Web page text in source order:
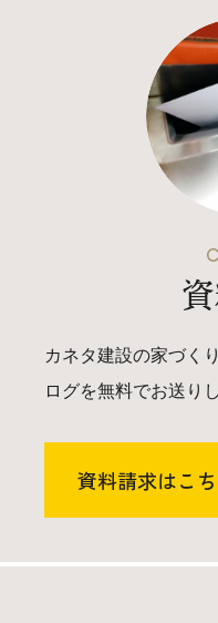
カネタ建設の家づく
ログを無料でお送り
資料請求はこ